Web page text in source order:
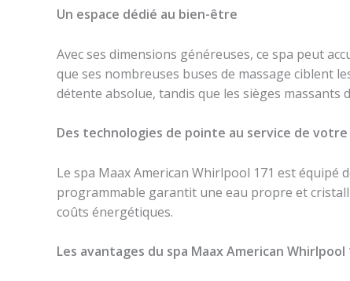
Un espace dédié au bien-être
Avec ses dimensions généreuses, ce spa peut
que ses nombreuses buses de massage ciblent
détente absolue, tandis que les sièges
Des technologies de pointe au service de
Le spa Maax American Whirlpool 171 est
programmable garantit une eau propre et
coûts énergétiques.
Les avantages du spa Maax American Whirlpool